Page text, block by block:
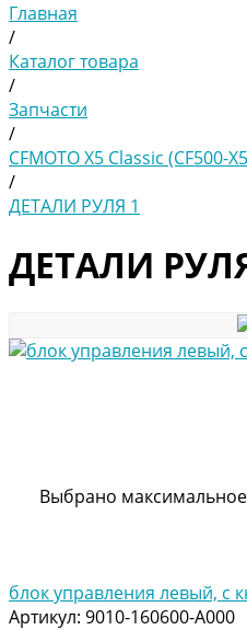
Главная
/
Каталог товара
/
Запчасти
/
CFMOTO X5 Classic (CF500-
/
ДЕТАЛИ РУЛЯ 1
ДЕТАЛИ
Выбрано максимальное
блок управления левый, с
Артикул: 9010-160600-A000